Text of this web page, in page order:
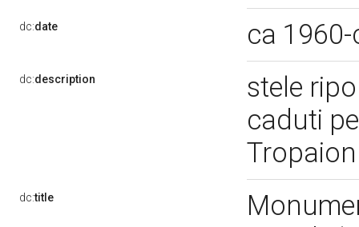
dc:date ca
dc:description
stele
caduti
dc:title